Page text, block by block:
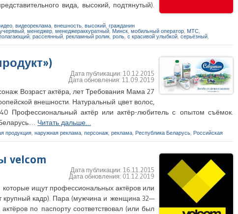
вида, высокий, подтянутый).
, видеореклама, внешность, высокий, гражданин
, менеджер, менеджераккуратный, Минск, мобильный оператор, МТС,
, рассеянный, рекламный ролик, роль, с красивой улыбкой, серьёзный,
Дата публикации:10.12.2015
Дата обновления:11.09.2019
Возраст актёра, лет Требования Мама 27
внешности. Натуральный цвет волос,
Профессиональный актёр или актёр-любитель с опытом съёмок.
Читать дальше…
продукция, наружная реклама, персонаж, реклама, Республика Беларусь, Российская
velcom
Дата публикации:16.11.2015
Дата обновления: 01.12.2019
ищут профессиональных актёров или
крупный кадр). Пара (мужчина и женщина 32—
по паспорту соответствовал (или был